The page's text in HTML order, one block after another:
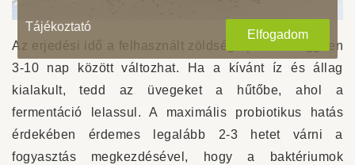
Az erjedési idő a felhasznált zöldség típusától függően
3-10 nap között változhat. Ha a kívánt íz és állag
kialakult, tedd az üvegeket a hűtőbe, ahol a
fermentáció lelassul. A maximális probiotikus hatás
érdekében érdemes legalább 2-3 hetet várni a
fogyasztás megkezdésével, hogy a baktériumok
Tájékoztató
Elfogadom